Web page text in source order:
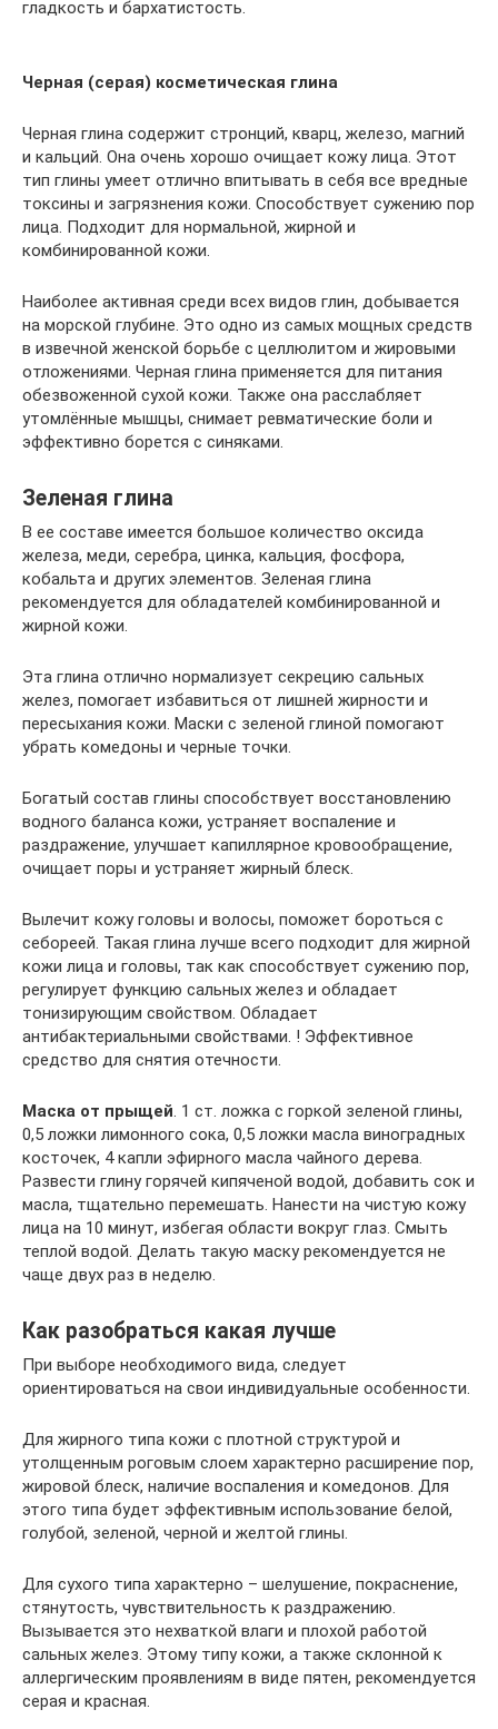
гладкость и бархатистость.
Черная (серая) косметическая глина
Черная глина содержит стронций, кварц, железо, магний
и кальций. Она очень хорошо очищает кожу лица. Этот
тип глины умеет отлично впитывать в себя все вредные
токсины и загрязнения кожи. Способствует сужению пор
лица. Подходит для нормальной, жирной и
комбинированной кожи.
Наиболее активная среди всех видов глин, добывается
на морской глубине. Это одно из самых мощных средств
в извечной женской борьбе с целлюлитом и жировыми
отложениями. Черная глина применяется для питания
обезвоженной сухой кожи. Также она расслабляет
утомлённые мышцы, снимает ревматические боли и
эффективно борется с синяками.
Зеленая глина
В ее составе имеется большое количество оксида
железа, меди, серебра, цинка, кальция, фосфора,
кобальта и других элементов. Зеленая глина
рекомендуется для обладателей комбинированной и
жирной кожи.
Эта глина отлично нормализует секрецию сальных
желез, помогает избавиться от лишней жирности и
пересыхания кожи. Маски с зеленой глиной помогают
убрать комедоны и черные точки.
Богатый состав глины способствует восстановлению
водного баланса кожи, устраняет воспаление и
раздражение, улучшает капиллярное кровообращение,
очищает поры и устраняет жирный блеск.
Вылечит кожу головы и волосы, поможет бороться с
себореей. Такая глина лучше всего подходит для жирной
кожи лица и головы, так как способствует сужению пор,
регулирует функцию сальных желез и обладает
тонизирующим свойством. Обладает
антибактериальными свойствами. ! Эффективное
средство для снятия отечности.
Маска от прыщей. 1 ст. ложка с горкой зеленой глины,
0,5 ложки лимонного сока, 0,5 ложки масла виноградных
косточек, 4 капли эфирного масла чайного дерева.
Развести глину горячей кипяченой водой, добавить сок и
масла, тщательно перемешать. Нанести на чистую кожу
лица на 10 минут, избегая области вокруг глаз. Смыть
теплой водой. Делать такую маску рекомендуется не
чаще двух раз в неделю.
Как разобраться какая лучше
При выборе необходимого вида, следует
ориентироваться на свои индивидуальные особенности.
Для жирного типа кожи с плотной структурой и
утолщенным роговым слоем характерно расширение пор,
жировой блеск, наличие воспаления и комедонов. Для
этого типа будет эффективным использование белой,
голубой, зеленой, черной и желтой глины.
Для сухого типа характерно – шелушение, покраснение,
стянутость, чувствительность к раздражению.
Вызывается это нехваткой влаги и плохой работой
сальных желез. Этому типу кожи, а также склонной к
аллергическим проявлениям в виде пятен, рекомендуется
серая и красная.